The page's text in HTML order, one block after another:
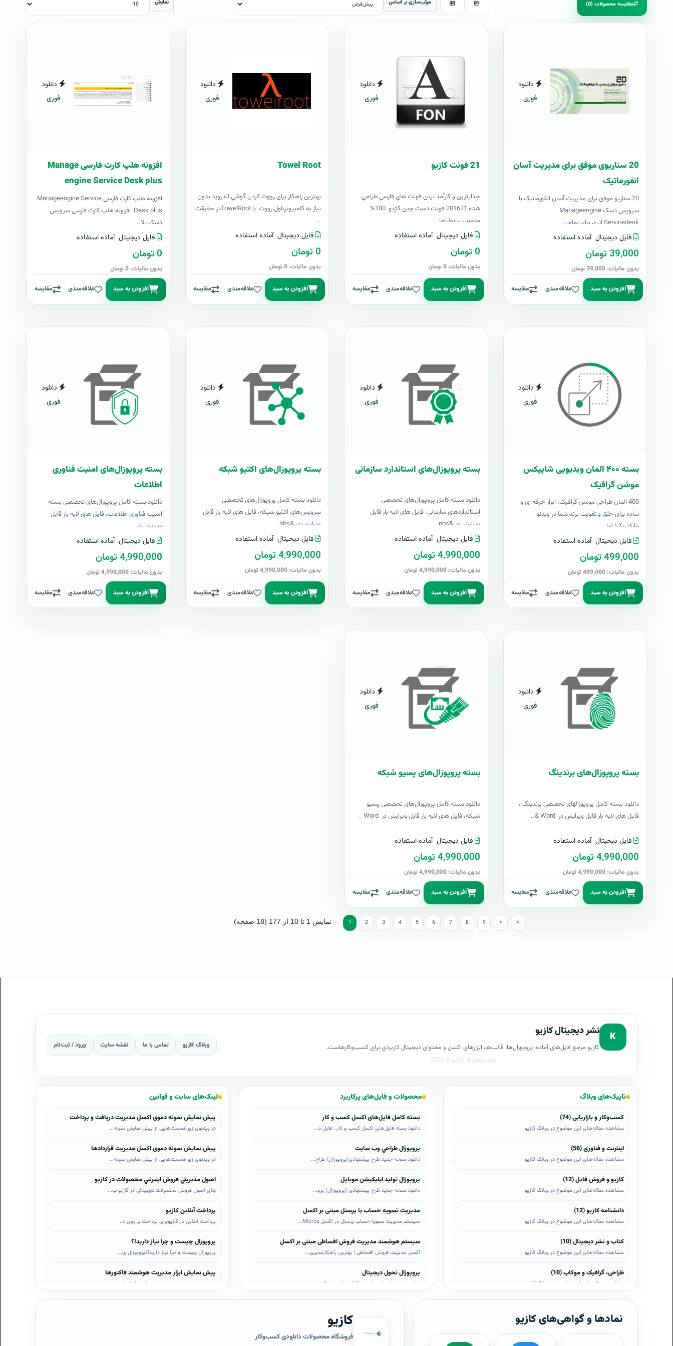
مقایسه محصولات (0) مرتب‌سازی بر اساس نمایش
دانلود
فوری
20 سناریوی موفق برای مدیریت آسان
انفورماتیک
20 سناریو موفق برای مدیریت آسان انفورماتیک با
سرویس دسک Manageengine
Servicedesk اثری برای تمام..
فایل دیجیتال آماده استفاده
39,000 تومان
بدون مالیات: 39,000 تومان
افزودن به سبد علاقه‌مندی مقایسه
دانلود
فوری
21 فونت کازيو
جذابترين و کارآمد ترين فونت هاي فارسي طراحي
شده 201621 فونت دست چين کازيو 100%
مناسب برايطراحا..
فایل دیجیتال آماده استفاده
0 تومان
بدون مالیات: 0 تومان
افزودن به سبد علاقه‌مندی مقایسه
دانلود
فوری
Towel Root
بهترين راهکار براي رووت کردن گوشي اندرويد بدون
نياز به کامپيوترتاول رووت يا TowelRootدر حقيقت
..
فایل دیجیتال آماده استفاده
0 تومان
بدون مالیات: 0 تومان
افزودن به سبد علاقه‌مندی مقایسه
دانلود
فوری
افزونه هلپ کارت فارسی Manage
engine Service Desk plus
افزونه هلپ کارت فارسی Manageengine Service
Desk plus افزونه هلپ کارت فارسی سرویس
دسک پلا..
فایل دیجیتال آماده استفاده
0 تومان
بدون مالیات: 0 تومان
افزودن به سبد علاقه‌مندی مقایسه
دانلود
فوری
بسته ۴۰۰ المان ویدیویی شاپیکس
موشن گرافیک
400 المان طراحی موشن گرافیک، ابزار حرفه ای و
ساده برای خلق و تقویت برند شما در ویدئو
مارکتینگ! آما..
فایل دیجیتال آماده استفاده
499,000 تومان
بدون مالیات: 499,000 تومان
افزودن به سبد علاقه‌مندی مقایسه
دانلود
فوری
بسته پروپوزال‌های استاندارد سازمانی
دانلود بسته کامل پروپوزال‌های تخصصی
استانداردهای سازمانی، فایل های لایه باز قابل
ویرایش در &nbs..
فایل دیجیتال آماده استفاده
4,990,000 تومان
بدون مالیات: 4,990,000 تومان
افزودن به سبد علاقه‌مندی مقایسه
دانلود
فوری
بسته پروپوزال‌های اکتیو شبکه
دانلود بسته کامل پروپوزال‌های تخصصی
سرویس‌های اکتیو شبکه، فایل های لایه باز قابل
ویرایش در &nbs..
فایل دیجیتال آماده استفاده
4,990,000 تومان
بدون مالیات: 4,990,000 تومان
افزودن به سبد علاقه‌مندی مقایسه
دانلود
فوری
بسته پروپوزال‌های امنیت فناوری
اطلاعات
دانلود بسته کامل پروپوزال‌های تخصصی بسته
امنیت فناوری اطلاعات، فایل های لایه باز قابل
ویرایش در..
فایل دیجیتال آماده استفاده
4,990,000 تومان
بدون مالیات: 4,990,000 تومان
افزودن به سبد علاقه‌مندی مقایسه
دانلود
فوری
بسته پروپوزال‌های برندینگ
دانلود بسته کامل پروپوزالهای تخصصی برندینگ ،
فایل های لایه باز قابل ویرایش در Word &..
فایل دیجیتال آماده استفاده
4,990,000 تومان
بدون مالیات: 4,990,000 تومان
افزودن به سبد علاقه‌مندی مقایسه
دانلود
فوری
بسته پروپوزال‌های پسیو شبکه
دانلود بسته کامل پروپوزال‌های تخصصی پسیو
شبکه، فایل های لایه باز قابل ویرایش در Word ..
فایل دیجیتال آماده استفاده
4,990,000 تومان
بدون مالیات: 4,990,000 تومان
افزودن به سبد علاقه‌مندی مقایسه
1 2 3 4 5 6 7 8 9 > >| نمایش 1 تا 10 از 177 (18 صفحه)
K نشر دیجیتال کازیو
کازیو مرجع فایل‌های آماده، پروپوزال‌ها، قالب‌ها، ابزارهای اکسل و محتوای دیجیتال کاربردی برای کسب‌وکارهاست. وبلاگ کازیو تماس با ما نقشه سایت ورود / ثبت‌نام
تاپیک‌های وبلاگ
کسب‌وکار و بازاریابی (74)
مشاهده مقاله‌های این موضوع در وبلاگ کازیو
اینترنت و فناوری (56)
مشاهده مقاله‌های این موضوع در وبلاگ کازیو
کازیو و فروش فایل (12)
مشاهده مقاله‌های این موضوع در وبلاگ کازیو
دانشنامه کازیو (12)
مشاهده مقاله‌های این موضوع در وبلاگ کازیو
کتاب و نشر دیجیتال (10)
مشاهده مقاله‌های این موضوع در وبلاگ کازیو
طراحی، گرافیک و موکاپ (10)
مشاهده مقاله‌های این موضوع در وبلاگ کازیو
مشاهده مقاله‌های این موضوع در وبلاگ کازیو
موبایل و اندروید (6)
محصولات و فایل‌های پرکاربرد
بسته کامل فایل‌های اکسل کسب و کار
دانلود بسته فایل‌های اکسل کسب و کار ، فایل ه...
پروپوزال طراحي وب سايت
دانلود نسخه جدید طرح پيشنهادي(پروپوزال) طراح...
پروپوزال تولید اپلیکیشن موبایل
دانلود نسخه جدید طرح پیشنهادی (پروپوزال) پرو...
مدیریت تسویه حساب با پرسنل مبتنی بر اکسل
سیستم مدیریت تسویه حساب پرسنل در اکسل Micros...
سیستم هوشمند مدیریت فروش اقساطی مبتنی بر اکسل
اکسل مدیریت فروش اقساطی | بهترین راهکارمدیری...
پروپوزال تحول دیجیتال
دانلود طرح پیشنهادی (پروپوزال) تحول دیجیتال،...
پروپوزال AI
دانلود طرح پيشنهادي(پروپوزال) هوش مصنوعی (AI...
پروپوزال بیزاجی
لینک‌های سایت و قوانین
پیش نمایش نمونه دموی اکسل مدیریت دریافت و پرداخت
در ویدئوی زیر قسمت‌هایی از پیش نمایش نمونه...
پیش نمایش نمونه دموی اکسل مدیریت قراردادها
در ویدئوی زیر قسمت‌هایی از پیش نمایش نمونه...
اصول مديريتي فروش اينترنتي محصولات در کازيو
بناي اصول فروش محصولات ديجيتالي در کازيو ب...
پرداخت آنلاین کازیو
پرداخت آنلاین در کازیوبرای پرداخت بر روی د...
پروپوزال چیست و چرا نیاز دارید!؟
پروپوزال چیست و چرا نیاز دارید!؟پروپوزال ی...
پیش نمایش ابزار مدیریت هوشمند فاکتورها
در ویدئوی زیر قسمت‌هایی از پیش نمایش نمونه...
نمادها و گواهی‌های کازیو کازیو
فروشگاه محصولات دانلودی کسب‌وکار